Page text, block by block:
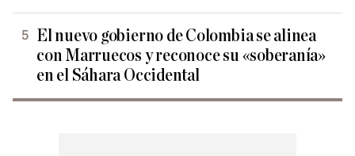
El nuevo gobierno de Colombia se alinea
con Marruecos y reconoce su «soberanía»
en el Sáhara Occidental